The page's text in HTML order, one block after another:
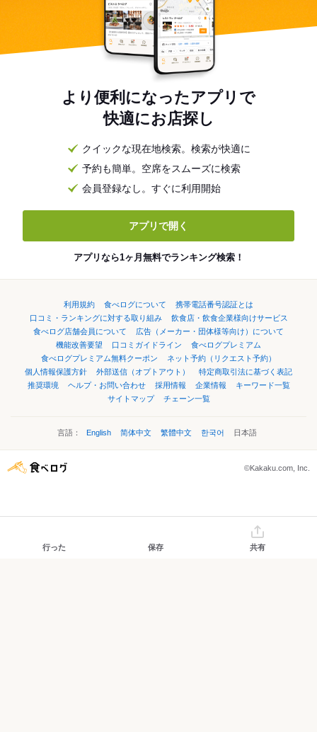
より便利になったアプリで
快適にお店探し
クイックな現在地検索。検索が快適に
予約も簡単。空席をスムーズに検索
会員登録なし。すぐに利用開始
アプリで開く
アプリなら1ヶ月無料でランキング検索！
利用規約 食べログについて
携帯電話番号認証とは
口コミ・ランキングに対する取り組み
飲食店・飲食企業様向けサービス
食べログ店舗会員について
広告（メーカー・団体様等向け）について
機能改善要望
口コミガイドライン
食べログプレミアム
食べログプレミアム無料クーポン
ネット予約（リクエスト予約）
個人情報保護方針
外部送信（オプトアウト）
特定商取引法に基づく表記
推奨環境
ヘルプ・お問い合わせ 採用情報 企業情報
キーワード一覧
サイトマップ
チェーン一覧
言語： English 简体中文 繁體中文 한국어 日本語
©Kakaku.com, Inc.
行った 保存 共有